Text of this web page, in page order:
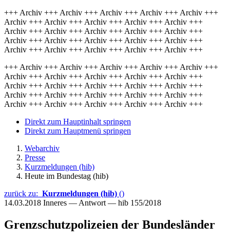
+++ Archiv +++ Archiv +++ Archiv +++ Archiv +++ Archiv +++
Archiv +++ Archiv +++ Archiv +++ Archiv +++ Archiv +++
Archiv +++ Archiv +++ Archiv +++ Archiv +++ Archiv +++
Archiv +++ Archiv +++ Archiv +++ Archiv +++ Archiv +++
Archiv +++ Archiv +++ Archiv +++ Archiv +++ Archiv +++
+++ Archiv +++ Archiv +++ Archiv +++ Archiv +++ Archiv +++
Archiv +++ Archiv +++ Archiv +++ Archiv +++ Archiv +++
Archiv +++ Archiv +++ Archiv +++ Archiv +++ Archiv +++
Archiv +++ Archiv +++ Archiv +++ Archiv +++ Archiv +++
Archiv +++ Archiv +++ Archiv +++ Archiv +++ Archiv +++
Direkt zum Hauptinhalt springen
Direkt zum Hauptmenü springen
Webarchiv
Presse
Kurzmeldungen (hib)
Heute im Bundestag (hib)
zurück zu: Kurzmeldungen (hib) ()
14.03.2018 Inneres — Antwort — hib 155/2018
Grenzschutzpolizeien der Bundesländer